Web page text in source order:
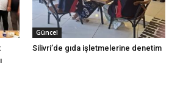
Güncel
Silivri’de gıda işletmelerine denetim